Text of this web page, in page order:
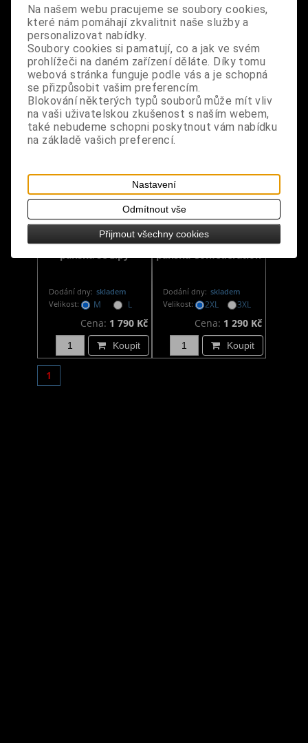
Dodání dny:skladem
Velikost:
L
Cena:1 290 Kč
Koupit
Maschinist
Dodání dny: skladem
Cena:1 390 Kč
Koupit
Rocková bunda/vesta
pánská se zipy
Dodání dny: skladem
Velikost:
M L
Cena: 1 790 Kč
Koupit
Steampunková vesta
pánská Confederation
Dodání dny: skladem
Velikost:
2XL 3XL
Cena: 1 290 Kč
Koupit
1
Na našem webu pracujeme se soubory cookies,
které nám pomáhají zkvalitnit naše služby a
personalizovat nabídky.
Soubory cookies si pamatují, co a jak ve svém
prohlížeči na daném zařízení děláte. Díky tomu
webová stránka funguje podle vás a je schopná
se přizpůsobit vašim preferencím.
Blokování některých typů souborů může mít vliv
na vaši uživatelskou zkušenost s naším webem,
také nebudeme schopni poskytnout vám nabídku
na základě vašich preferencí.
Nastavení
Odmítnout vše
Přijmout všechny cookies